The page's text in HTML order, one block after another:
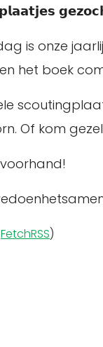
is onze
het boek
Of kom
FetchRSS)